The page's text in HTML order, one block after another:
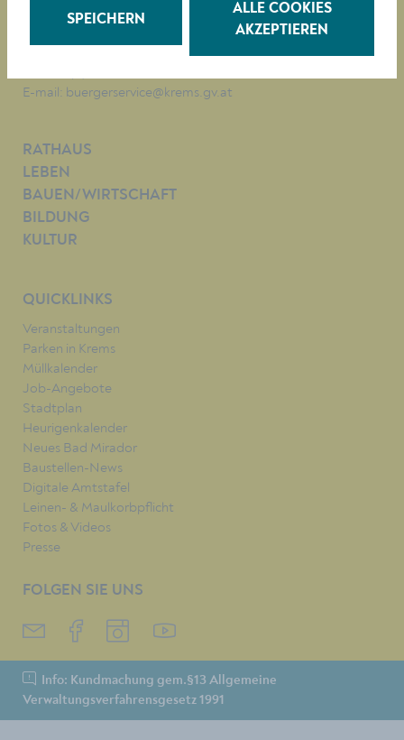
E-mail: buergerservice@krems.gv.at
RATHAUS
LEBEN
BAUEN/WIRTSCHAFT
BILDUNG
KULTUR
QUICKLINKS
Veranstaltungen
Parken in Krems
Müllkalender
Job-Angebote
Stadtplan
Heurigenkalender
Neues Bad Mirador
Baustellen-News
Digitale Amtstafel
Leinen- & Maulkorbpflicht
Fotos & Videos
Presse
FOLGEN SIE UNS
Info: Kundmachung gem.§13 Allgemeine
Verwaltungsverfahrensgesetz 1991
SPEICHERN
ALLE COOKIES
AKZEPTIEREN